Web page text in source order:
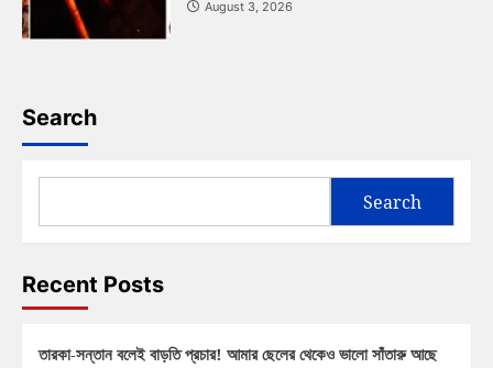
August 3, 2026
Search
Search
Recent Posts
তারকা-সন্তান বলেই বাড়তি প্রচার! আমার ছেলের থেকেও ভালো সাঁতারু আছে